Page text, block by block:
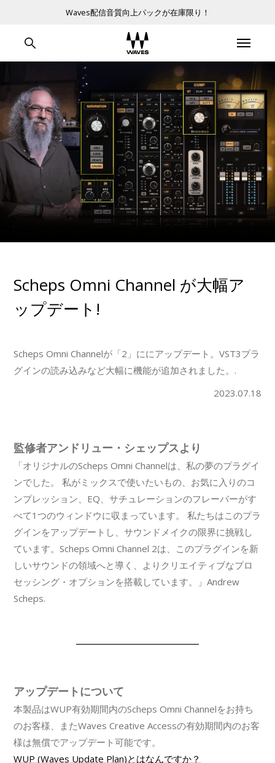
Waves配信音質向上パックが在庫限り！
Scheps Omni Channel が大幅ア
ップデート!
Scheps Omni Channelが「2」ににアップデート。VST3プラ
グインの読み込みなど大幅に機能が追加されました。.
2023.07.18
監修者アンドリュー・シェップスより
「オリジナルのScheps Omni Channelは、私の夢のプラグイ
ンでした。 私がミックスで使いたいもの、お気に入りのコ
ンプレッション、EQ、サチュレーションのフレーバーがす
べて1つのウィンドウに収まっています。 私たちはこのプラ
グインをアップデートし、サウンドメイクの限界に挑戦し
ています。Scheps Omni Channel 2は、このプラグインを新
しいサウンドの領域へと導く、よりクリエイティブなプロ
セッシング・オプションを搭載しています。」Andrew
Scheps.
アップデートについて
本製品はWUP有効期間内のScheps Omni Channelをお持ち
のお客様、またWaves Creative Accessの有効期間内のお客
様は無償でアップデート可能です。
WUP (Waves Update Plan)とはなんですか？